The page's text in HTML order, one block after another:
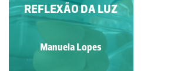
GLÓRIA NA SOMBRA
DE UM AVIÃO
Nelson Alves Correia
REFLEXÃO DA LUZ
Manuela Lopes